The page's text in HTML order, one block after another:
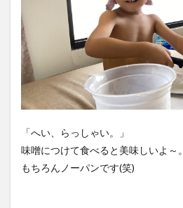
「へい、らっしゃい。」
味噌につけて食べると美味しいよ～。
もちろんノーパンです(笑)